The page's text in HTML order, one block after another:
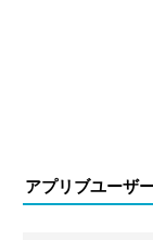
アプリブユーザ